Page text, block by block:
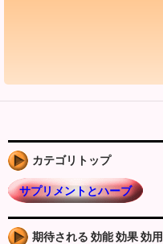
カテゴリトップ
サプリメントとハーブ
期待される 効能 効果 効用